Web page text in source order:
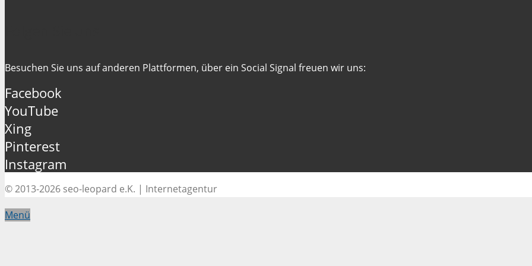
Besuchen Sie uns auf anderen Plattformen, über ein Social Signal freuen wir uns:
Facebook
YouTube
Xing
Pinterest
Instagram
© 2013-2026 seo-leopard e.K. | Internetagentur
Menü